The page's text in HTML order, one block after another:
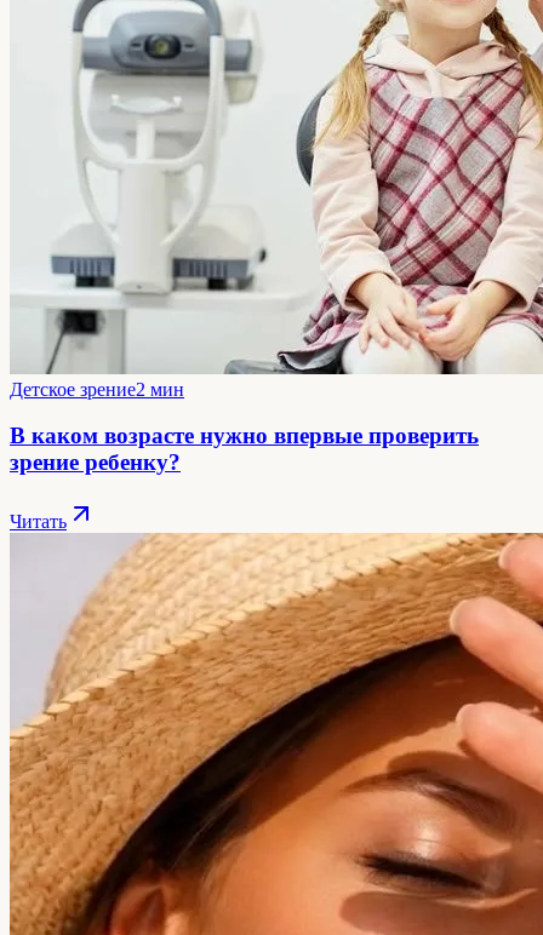
Детское зрение2 мин
В каком возрасте нужно впервые проверить
зрение ребенку?
Читать